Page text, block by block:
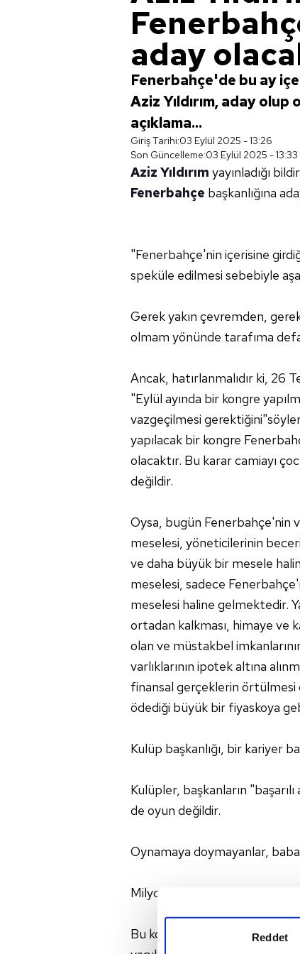
Reddet
aday
Fenerbahçe'de bu ay
Aziz Yıldırım, aday
açıklama...
Giriş Tarihi:03 Eylül 2025 - 13:26
Son Güncelleme:03 Eylül 2025 - 13:33
Aziz Yıldırım yayınladığı
Fenerbahçe başkanlığına
"Fenerbahçe'nin içerisine
speküle edilmesi sebebiyle
Gerek yakın çevremden,
olmam yönünde tarafıma
Ancak, hatırlanmalıdır ki, 26
"Eylül ayında bir kongre
vazgeçilmesi
yapılacak bir kongre
olacaktır. Bu karar camiayı
değildir.
Oysa, bugün Fenerbahçe'nin
meselesi, yöneticilerinin
ve daha büyük bir mesele
meselesi, sadece
meselesi haline gelmektedir.
ortadan kalkması, himaye ve
olan ve müstakbel
varlıklarının ipotek altına
finansal gerçeklerin örtülmesi
ödediği büyük bir fiyaskoya
Kulüp başkanlığı, bir kariyer
Kulüpler, başkanların
de oyun değildir.
Oynamaya doymayanlar,
Milyonluk camiaların geleceği
Bu kongre, Fenerbahçe'nin